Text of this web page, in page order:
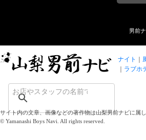
男前
ナイト
ラブホ
サイト内の文章、画像などの著作物は山梨男前ナビに属
© Yamanashi Boys Navi. All rights reserved.